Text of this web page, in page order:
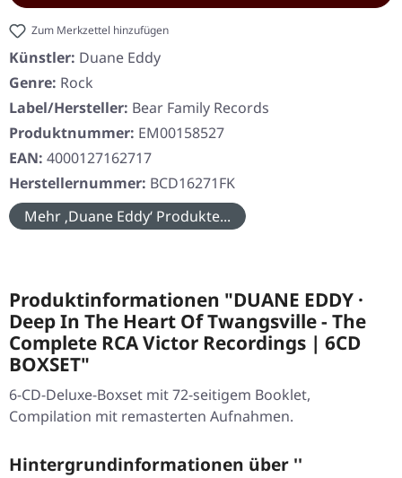
Zum Merkzettel hinzufügen
Künstler: Duane Eddy
Genre: Rock
Label/Hersteller: Bear Family Records
Produktnummer: EM00158527
EAN: 4000127162717
Herstellernummer: BCD16271FK
Mehr ‚Duane Eddy‘ Produkte...
Produktinformationen "DUANE EDDY ·
Deep In The Heart Of Twangsville - The
Complete RCA Victor Recordings | 6CD
BOXSET"
6-CD-Deluxe-Boxset mit 72-seitigem Booklet,
Compilation mit remasterten Aufnahmen.
Hintergrundinformationen über ''